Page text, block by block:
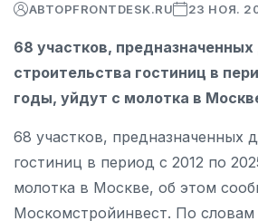
АВТОРFRONTDESK.RU 23 НОЯ.
68 участков, предназначенных
строительства гостиниц в
годы, уйдут с молотка в
68 участков, предназначенных
гостиниц в период с 2012 по
молотка в Москве, об этом
Москомстройинвест. По словам